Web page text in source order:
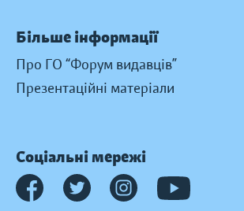
Більше інформації
Про ГО “Форум видавців”
Презентаційні матеріали
Соціальні мережі